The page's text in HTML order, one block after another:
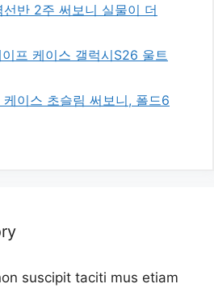
반 2주 써보니 실물이 더
프 케이스 갤럭시S26 울트
이스 초슬림 써보니, 폴드6
suscipit taciti mus etiam